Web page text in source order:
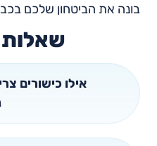
בונה את הביטחון שלכם
שאלות
אילו כישורים